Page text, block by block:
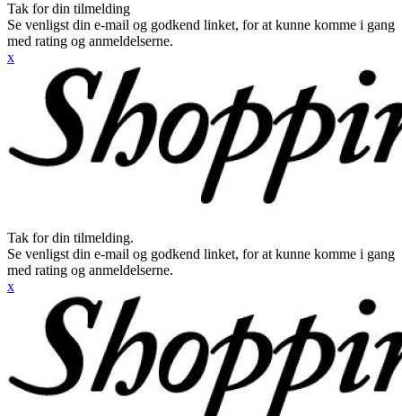
Tak for din tilmelding
Se venligst din e-mail og godkend linket, for at kunne komme i gang
med rating og anmeldelserne.
x
Tak for din tilmelding.
Se venligst din e-mail og godkend linket, for at kunne komme i gang
med rating og anmeldelserne.
x